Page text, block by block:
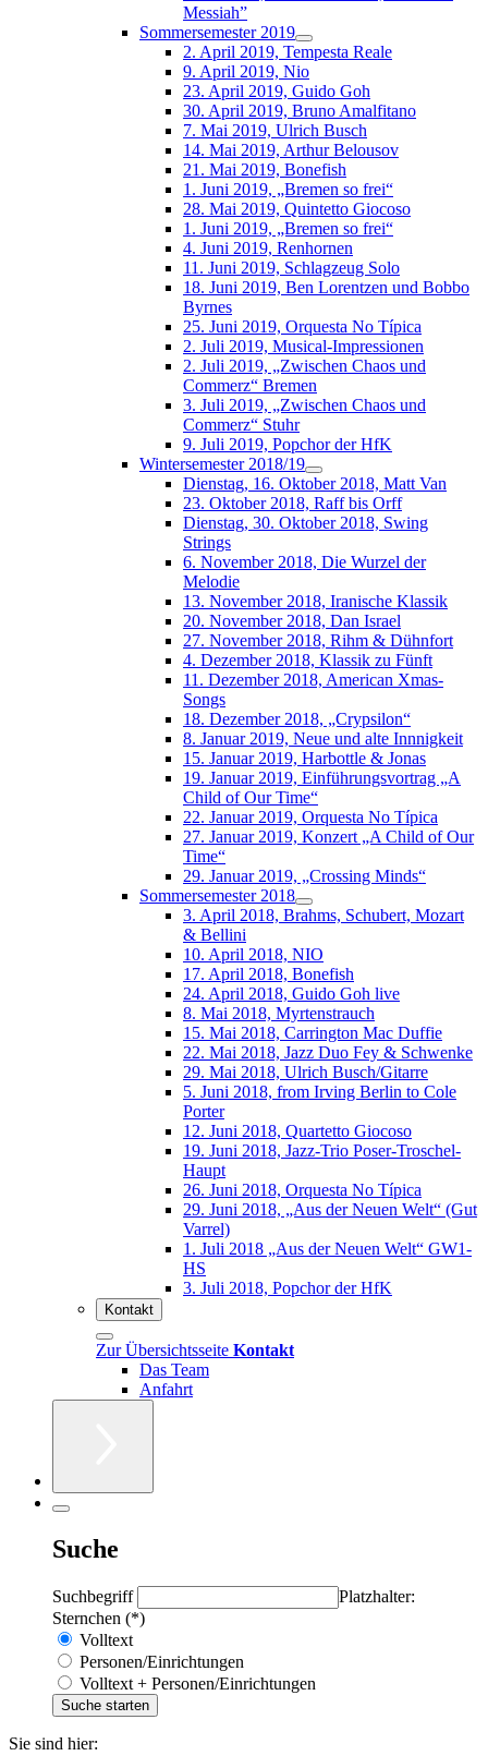
Messiah”
Sommersemester 2019
2. April 2019, Tempesta Reale
9. April 2019, Nio
23. April 2019, Guido Goh
30. April 2019, Bruno Amalfitano
7. Mai 2019, Ulrich Busch
14. Mai 2019, Arthur Belousov
21. Mai 2019, Bonefish
1. Juni 2019, „Bremen so frei“
28. Mai 2019, Quintetto Giocoso
1. Juni 2019, „Bremen so frei“
4. Juni 2019, Renhornen
11. Juni 2019, Schlagzeug Solo
18. Juni 2019, Ben Lorentzen und Bobbo
Byrnes
25. Juni 2019, Orquesta No Típica
2. Juli 2019, Musical-Impressionen
2. Juli 2019, „Zwischen Chaos und
Commerz“ Bremen
3. Juli 2019, „Zwischen Chaos und
Commerz“ Stuhr
9. Juli 2019, Popchor der HfK
Wintersemester 2018/19
Dienstag, 16. Oktober 2018, Matt Van
23. Oktober 2018, Raff bis Orff
Dienstag, 30. Oktober 2018, Swing
Strings
6. November 2018, Die Wurzel der
Melodie
13. November 2018, Iranische Klassik
20. November 2018, Dan Israel
27. November 2018, Rihm & Dühnfort
4. Dezember 2018, Klassik zu Fünft
11. Dezember 2018, American Xmas-
Songs
18. Dezember 2018, „Crypsilon“
8. Januar 2019, Neue und alte Innnigkeit
15. Januar 2019, Harbottle & Jonas
19. Januar 2019, Einführungsvortrag „A
Child of Our Time“
22. Januar 2019, Orquesta No Típica
27. Januar 2019, Konzert „A Child of Our
Time“
29. Januar 2019, „Crossing Minds“
Sommersemester 2018
3. April 2018, Brahms, Schubert, Mozart
& Bellini
10. April 2018, NIO
17. April 2018, Bonefish
24. April 2018, Guido Goh live
8. Mai 2018, Myrtenstrauch
15. Mai 2018, Carrington Mac Duffie
22. Mai 2018, Jazz Duo Fey & Schwenke
29. Mai 2018, Ulrich Busch/Gitarre
5. Juni 2018, from Irving Berlin to Cole
Porter
12. Juni 2018, Quartetto Giocoso
19. Juni 2018, Jazz-Trio Poser-Troschel-
Haupt
26. Juni 2018, Orquesta No Típica
29. Juni 2018, „Aus der Neuen Welt“ (Gut
Varrel)
1. Juli 2018 „Aus der Neuen Welt“ GW1-
HS
3. Juli 2018, Popchor der HfK
Kontakt
Zur Übersichtsseite Kontakt
Das Team
Anfahrt
Suche
Suchbegriff
Platzhalter:
Sternchen (*)
Volltext
Personen/Einrichtungen
Volltext + Personen/Einrichtungen
Sie sind hier: